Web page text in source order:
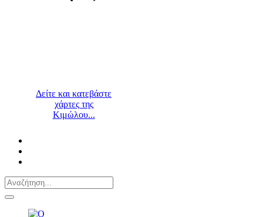
Δείτε και κατεβάστε
χάρτες της
Κιμώλου...